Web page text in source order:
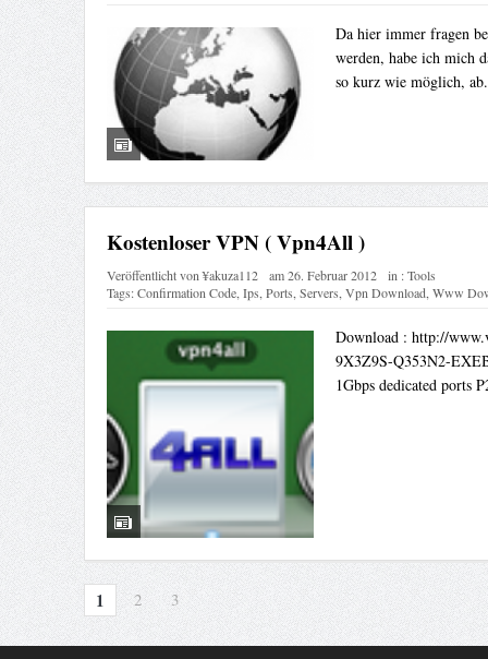
Da hier immer fragen
werden, habe ich mich
so kurz wie möglich,
Kostenloser VPN ( Vpn4All )
Veröffentlicht von¥akuza112 am26. Februar 2012 in :Tools
Tags:Confirmation Code,Ips,Ports,Servers,Vpn Download,Www
Download : http://
9X3Z9S-Q353N2-
1Gbps dedicated ports
1 2 3